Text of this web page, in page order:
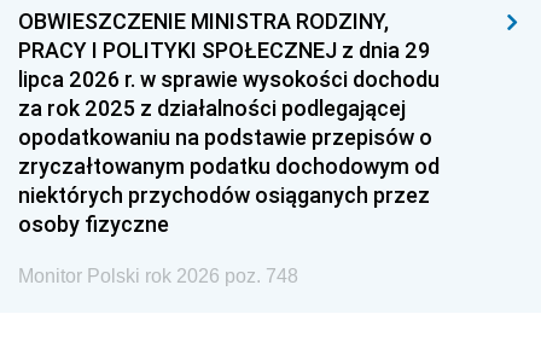
OBWIESZCZENIE MINISTRA RODZINY,
PRACY I POLITYKI SPOŁECZNEJ z dnia 29
lipca 2026 r. w sprawie wysokości dochodu
za rok 2025 z działalności podlegającej
opodatkowaniu na podstawie przepisów o
zryczałtowanym podatku dochodowym od
niektórych przychodów osiąganych przez
osoby fizyczne
Monitor Polski rok 2026 poz. 748